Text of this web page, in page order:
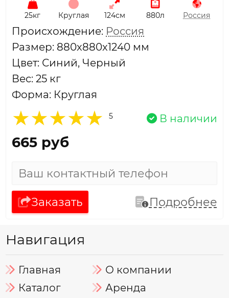
25кг Круглая 124см 880л Россия
Проиcхождение: Россия
Размер: 880x880x1240 мм
Цвет: Синий, Черный
Вес: 25 кг
Форма: Круглая
5 В наличии
665 руб
Заказать Подробнее
Навигация
Главная
О компании
Каталог
Аренда